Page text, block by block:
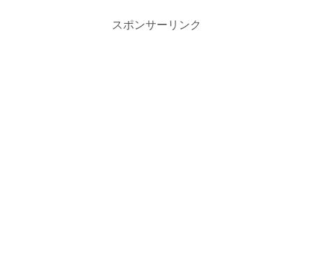
スポンサーリンク